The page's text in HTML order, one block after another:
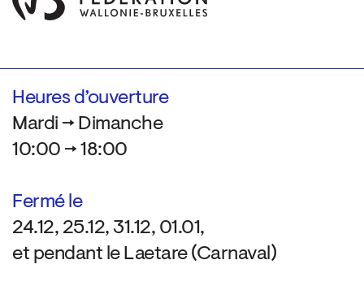
Heures d’ouverture
Mardi → Dimanche
10:00 → 18:00
Fermé le
24.12, 25.12, 31.12, 01.01,
et pendant le Laetare (Carnaval)